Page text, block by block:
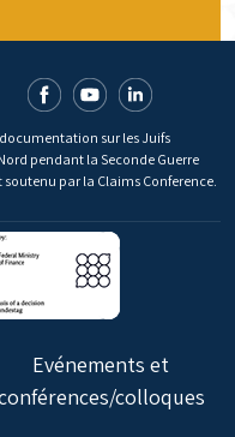
documentation sur les Juifs
pendant la Seconde Guerre
par la Claims Conference.
Evénements et
colloques